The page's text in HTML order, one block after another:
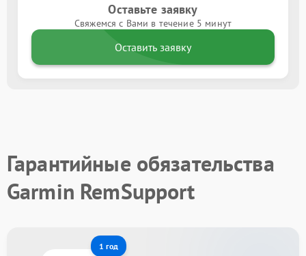
Оставьте заявку
Свяжемся с Вами в течение 5 минут
Оставить заявку
Гарантийные обязательства
Garmin RemSupport
1 год